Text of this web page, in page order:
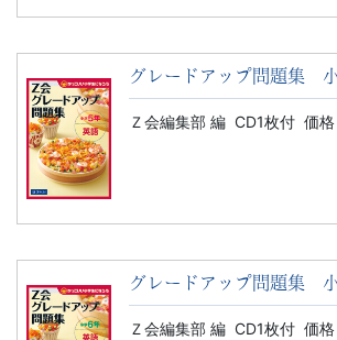
グレードアップ問題集
Ｚ会編集部 編 CD1枚付 価格
グレードアップ問題集
Ｚ会編集部 編 CD1枚付 価格